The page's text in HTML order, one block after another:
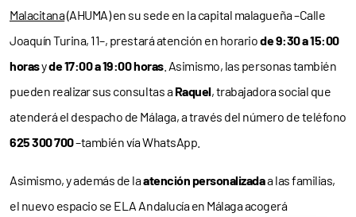
Malacitana(AHUMA) en su sede en la capital malagueña –Calle
Joaquín Turina, 11–, prestará atención en horariode 9:30 a 15:00
horasyde 17:00 a 19:00 horas. Asimismo, las personas también
pueden realizar sus consultas aRaquel, trabajadora social que
atenderá el despacho de Málaga, a través del número de teléfono
625 300 700–también vía WhatsApp.
Asimismo, y además de laatención personalizadaa las familias,
el nuevo espacio se ELA Andalucía en Málaga acogerá